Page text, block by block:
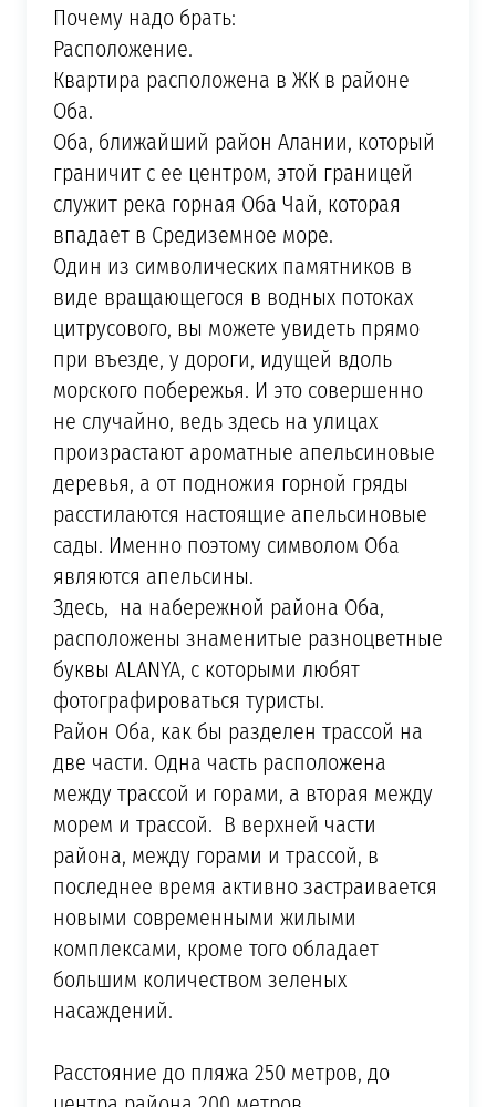
Почему надо брать:
Расположение.
Квартира расположена в ЖК в районе
Оба.
Оба, ближайший район Алании, который
граничит с ее центром, этой границей
служит река горная Оба Чай, которая
впадает в Средиземное море.
Один из символических памятников в
виде вращающегося в водных потоках
цитрусового, вы можете увидеть прямо
при въезде, у дороги, идущей вдоль
морского побережья. И это совершенно
не случайно, ведь здесь на улицах
произрастают ароматные апельсиновые
деревья, а от подножия горной гряды
расстилаются настоящие апельсиновые
сады. Именно поэтому символом Оба
являются апельсины.
Здесь, нa нaбepeжнoй paйoнa Oбa,
расположены знаменитые разноцветные
буквы ALANYA, c кoтopыми любят
фотографироваться туристы.
Район Оба, как бы разделен трассой на
две части. Одна часть расположена
между трассой и горами, а вторая между
морем и трассой. В верхней части
района, между горами и трассой, в
последнее время активно застраивается
новыми современными жилыми
комплексами, кроме того обладает
большим количеством зеленых
насаждений.
Расстояние до пляжа 250 метров, до